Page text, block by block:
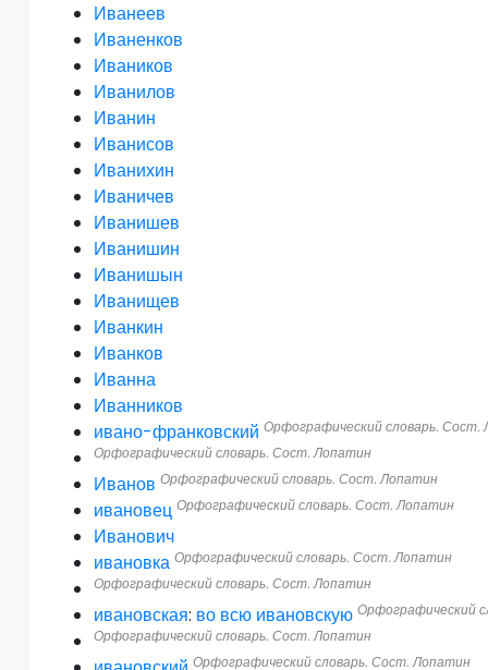
Иванеев
Иваненков
Иваников
Иванилов
Иванин
Иванисов
Иванихин
Иваничев
Иванишев
Иванишин
Иванишын
Иванищев
Иванкин
Иванков
Иванна
Иванников
ивано-франковский Орфографический словарь. Сост.
Орфографический словарь. Сост. Лопатин
Иванов Орфографический словарь. Сост. Лопатин
ивановец Орфографический словарь. Сост. Лопатин
Иванович
ивановка Орфографический словарь. Сост. Лопатин
Орфографический словарь. Сост. Лопатин
ивановская: во всю ивановскую Орфографический
Орфографический словарь. Сост. Лопатин
Орфографический словарь. Сост. Лопатин